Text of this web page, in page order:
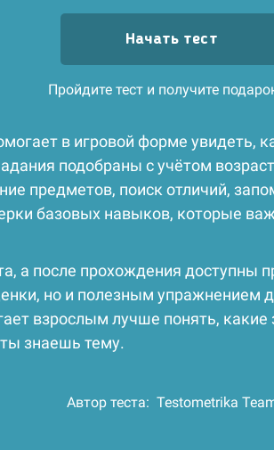
Начать тест
Пройдите тест и получите
в игровой форме увидеть,
подобраны с учётом
предметов, поиск отличий,
базовых навыков, которые
а после прохождения доступны
но и полезным упражнением
взрослым лучше понять,
знаешь тему.
Автор теста: Testometrika